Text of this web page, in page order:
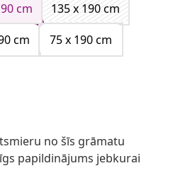
cm
135 x 190 cm
cm 75 x 190 cm
no šīs grāmatu
papildinājums jebkurai